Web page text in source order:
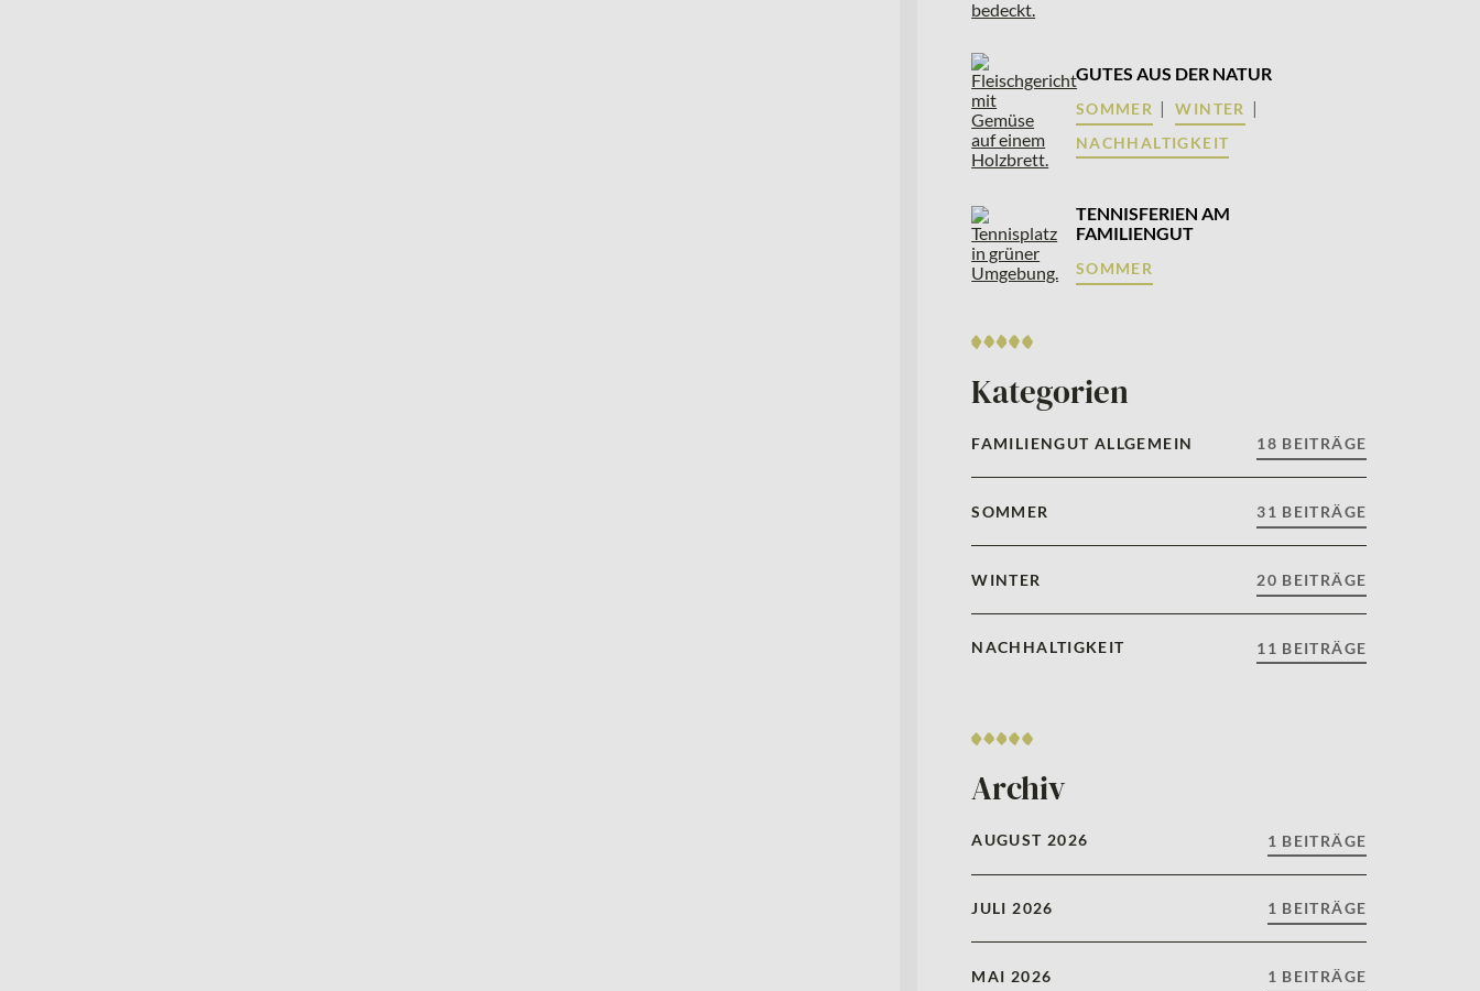
GUTES AUS DER NATUR
SOMMER | WINTER |
NACHHALTIGKEIT
TENNISFERIEN AM
FAMILIENGUT
SOMMER
Kategorien
FAMILIENGUT ALLGEMEIN 18 BEITRÄGE
SOMMER 31 BEITRÄGE
WINTER 20 BEITRÄGE
NACHHALTIGKEIT 11 BEITRÄGE
Archiv
AUGUST 2026 1 BEITRÄGE
JULI 2026 1 BEITRÄGE
MAI 2026 1 BEITRÄGE